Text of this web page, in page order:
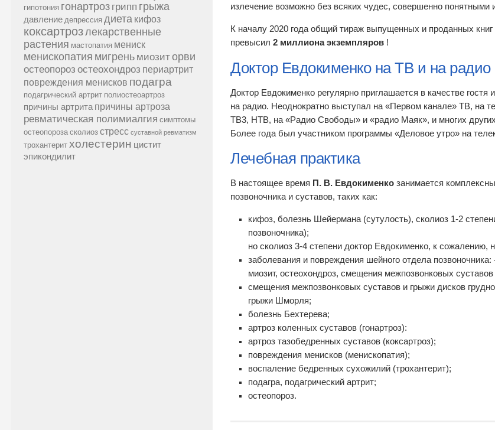
излечение возможно без всяких чудес, совершенно понятными
К началу 2020 года общий тираж выпущенных и проданных книг
превысил 2 миллиона экземпляров !
Доктор Евдокименко на ТВ и на радио
Доктор Евдокименко регулярно приглашается в качестве гостя
на радио. Неоднократно выступал на «Первом канале» ТВ, на
ТВ3, НТВ, на «Радио Свободы» и «радио Маяк», и многих
Более года был участником программы «Деловое утро» на
Лечебная практика
В настоящее время П. В. Евдокименко занимается
позвоночника и суставов, таких как:
кифоз, болезнь Шейермана (сутулость), сколиоз 1-2
позвоночника);
но сколиоз 3-4 степени доктор Евдокименко, к сожалению,
заболевания и повреждения шейного отдела
миозит, остеохондроз, смещения межпозвонковых
смещения межпозвонковых суставов и грыжи дисков
грыжи Шморля;
болезнь Бехтерева;
артроз коленных суставов (гонартроз):
артроз тазобедренных суставов (коксартроз);
повреждения менисков (менископатия);
воспаление бедренных сухожилий (трохантерит);
подагра, подагрический артрит;
остеопороз.
гипотония гонартроз грипп грыжа
давление депрессия диета кифоз
коксартрозлекарственные
растения мастопатия мениск
менископатия мигрень миозиторви
остеопороз остеохондроз периартрит
повреждения менисков подагра
подагрический артрит полиостеоартроз
причины артрита причины артроза
ревматическая полимиалгия симптомы
остеопороза сколиоз стресс суставной ревматизм
трохантерит холестерин цистит
эпикондилит